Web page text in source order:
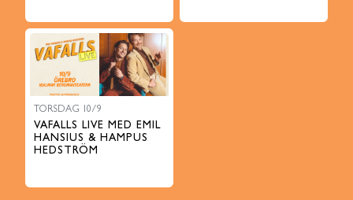
TORSDAG 10/9
VAFALLS LIVE MED EMIL
HANSIUS & HAMPUS
HEDSTRÖM